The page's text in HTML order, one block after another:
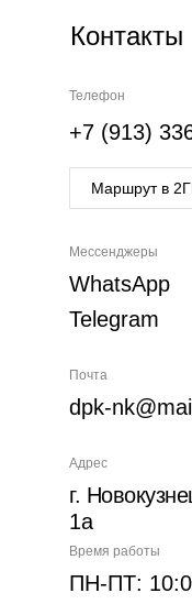
Контакты
Мессенджеры
WhatsApp
Telegram
Телефон
+7 (913)
Почта
dpk-
Время работы
ПН-ПТ:
Адрес
г.
1а
Маршрут в